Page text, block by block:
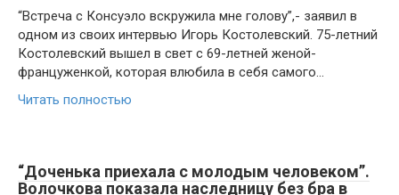
“Встреча с Консуэло вскружила мне голову”,- заявил в
одном из своих интервью Игорь Костолевский. 75-летний
Костолевский вышел в свет с 69-летней женой-
француженкой, которая влюбила в себя самого…
Читать полностью
“Доченька приехала с молодым человеком”.
Волочкова показала наследницу без бра в